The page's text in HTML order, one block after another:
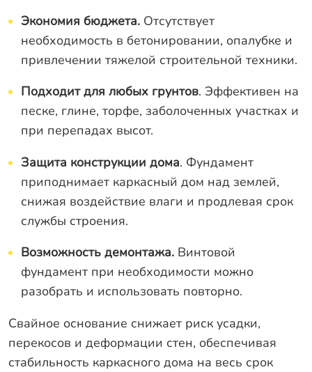
Экономия бюджета.Отсутствует
необходимость в бетонировании, опалубке и
привлечении тяжелой строительной техники.
Подходит для любых грунтов. Эффективен на
песке, глине, торфе, заболоченных участках и
при перепадах высот.
Защита конструкции дома. Фундамент
приподнимает каркасный дом над землей,
снижая воздействие влаги и продлевая срок
службы строения.
Возможность демонтажа.Винтовой
фундамент при необходимости можно
разобрать и использовать повторно.
Свайное основание снижает риск усадки,
перекосов и деформации стен, обеспечивая
стабильность каркасного дома на весь срок